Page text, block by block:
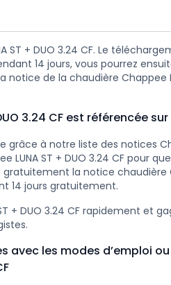
ST + DUO 3.24 CF. Le
14 jours, vous pourrez
de la chaudière Chappee
3.24 CF est référencée sur
grâce à notre liste des notices
ST + DUO 3.24 CF pour
la notice chaudière
14 jours gratuitement.
+ DUO 3.24 CF rapidement et
avec les modes d’emploi